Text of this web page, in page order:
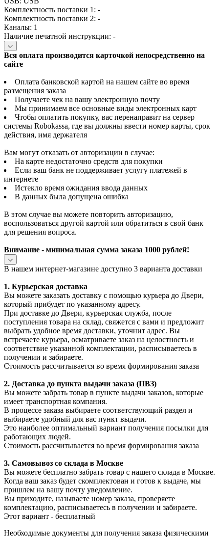
Комплектность поставки 1: -
Комплектность поставки 2: -
Каналы: 1
Наличие печатной инструкции: -
Вся оплата производится карточкой непосредственно на
сайте
Оплата банковской картой на нашем сайте во время
размещения заказа
Получаете чек на вашу электронную почту
Мы принимаем все основные виды электронных карт
Чтобы оплатить покупку, вас перенаправит на сервер
системы Robokassa, где вы должны ввести номер карты, срок
действия, имя держателя
Вам могут отказать от авторизации в случае:
На карте недостаточно средств для покупки
Если ваш банк не поддерживает услугу платежей в
интернете
Истекло время ожидания ввода данных
В данных была допущена ошибка
В этом случае вы можете повторить авторизацию,
воспользоваться другой картой или обратиться в свой банк
для решения вопроса.
Внимание - минимальная сумма заказа 1000 рублей!
В нашем интернет-магазине доступно 3 варианта доставки
1. Курьерская доставка
Вы можете заказать доставку с помощью курьера до Двери,
который прибудет по указанному адресу.
При доставке до Двери, курьерская служба, после
поступления товара на склад, свяжется с вами и предложит
выбрать удобное время доставки, уточнит адрес. Вы
встречаете курьера, осматриваете заказ на целостность и
соответствие указанной комплектации, расписываетесь в
получении и забираете.
Стоимость рассчитывается во время формирования заказа
2. Доставка до пункта выдачи заказа (ПВЗ)
Вы можете забрать товар в пункте выдачи заказов, которые
имеет транспортная компания.
В процессе заказа выбираете соответствующий раздел и
выбираете удобный для вас пункт выдачи.
Это наиболее оптимальный вариант получения посылки для
работающих людей.
Стоимость рассчитывается во время формирования заказа
3. Самовывоз со склада в Москве
Вы можете бесплатно забрать товар с нашего склада в Москве.
Когда ваш заказ будет скомплектован и готов к выдаче, мы
пришлем на вашу почту уведомление.
Вы приходите, называете номер заказа, проверяете
комплектацию, расписываетесь в получении и забираете.
Этот вариант - бесплатный
Необходимые документы для получения заказа физическими